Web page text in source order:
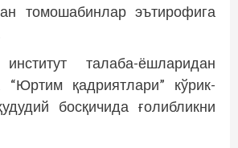
томошабинлар эътирофига
талаба-ёшларидан
қадриятлари” кўрик-
босқичида ғолибликни